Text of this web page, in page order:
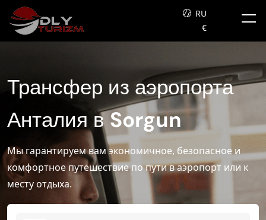
RU
€
Трансфер из аэропорта
Анталия вSorgun
Мы гарантируем вам экономичное, безопасное и
комфортное путешествие по пути в аэропорт или к
месту отдыха.